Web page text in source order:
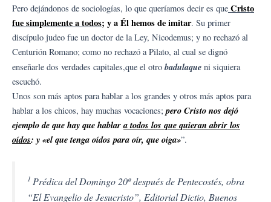
Pero dejándonos de sociologías, lo que queríamos decir es que Cristo
fue simplemente a todos; y a Él hemos de imitar. Su primer
discípulo judeo fue un doctor de la Ley, Nicodemus; y no rechazó al
Centurión Romano; como no rechazó a Pilato, al cual se dignó
enseñarle dos verdades capitales,que el otro badulaque ni siquiera
escuchó.
Unos son más aptos para hablar a los grandes y otros más aptos para
hablar a los chicos, hay muchas vocaciones; pero Cristo nos dejó
ejemplo de que hay que hablara todos los que quieran abrir los
oídos: y «el que tenga oídos para oír, que oiga»”.
1 Prédica del Domingo 20º después de Pentecostés, obra
“El Evangelio de Jesucristo”, Editorial Dictio, Buenos